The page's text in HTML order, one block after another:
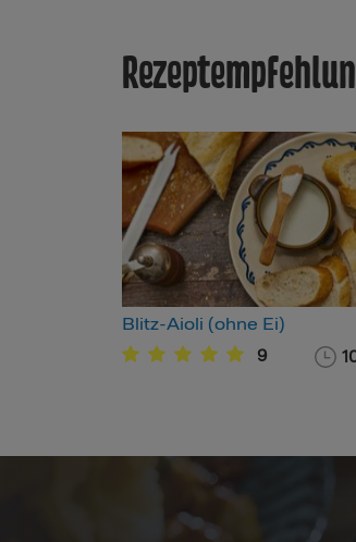
Blitz-Aioli (ohne Ei)
9